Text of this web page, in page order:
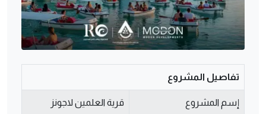
تفاصيل المشروع
إسم المشروع قرية العلمين لاجونز